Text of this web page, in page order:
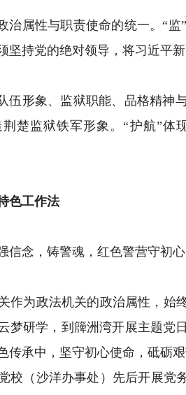
性与职责使命的统一。“监”
坚持党的绝对领导，将习近平
象、监狱职能、品格精神与
楚监狱铁军形象。“护航”
色工作法
念，铸警魂，红色警营守初心
为政法机关的政治属性，始终
梦研学，到簰洲湾开展主题党
传承中，坚守初心使命，砥砺
校（沙洋办事处）先后开展党